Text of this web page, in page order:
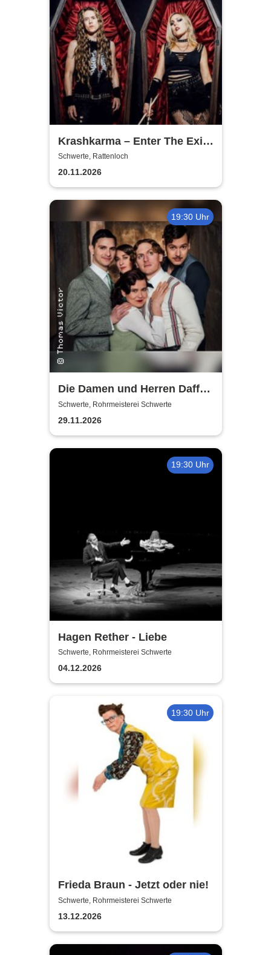
Krashkarma – Enter The Exit
Tour 2026
Schwerte, Rattenloch
20.11.2026
19:30 Uhr
Die Damen und Herren Daffke
|Wie werde ich reich und
glücklich?
Schwerte, Rohrmeisterei Schwerte
29.11.2026
19:30 Uhr
Hagen Rether - Liebe
Schwerte, Rohrmeisterei Schwerte
04.12.2026
19:30 Uhr
Frieda Braun - Jetzt oder nie!
Schwerte, Rohrmeisterei Schwerte
13.12.2026